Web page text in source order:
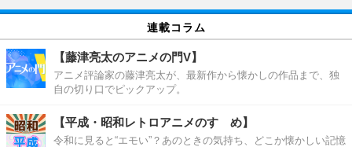
連載コラム
【藤津亮太のアニメの門V】
アニメ評論家の藤津亮太が、最新作から懐かしの作品まで、独
自の切り口でピックアップ。
【平成・昭和レトロアニメのすゝめ】
令和に見ると“エモい”？あのときの気持ち、どこか懐かしい記憶